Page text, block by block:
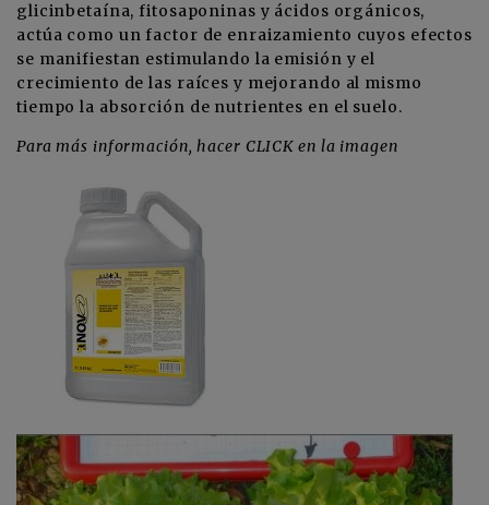
glicinbetaína, fitosaponinas y ácidos orgánicos,
actúa como un factor de enraizamiento cuyos efectos
se manifiestan estimulando la emisión y el
crecimiento de las raíces y mejorando al mismo
tiempo la absorción de nutrientes en el suelo.
Para más información, hacer CLICK en la imagen